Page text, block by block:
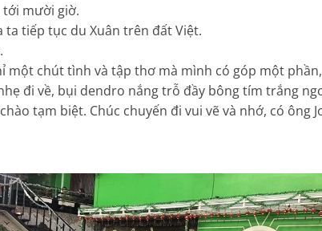
tới mười giờ.
ta tiếp tục du Xuân trên đất Việt.
một chút tình và tập thơ mà mình có góp một
đi về, bụi dendro nắng trỗ đầy bông tím trắng
tạm biệt. Chúc chuyến đi vui vẽ và nhớ, có ông